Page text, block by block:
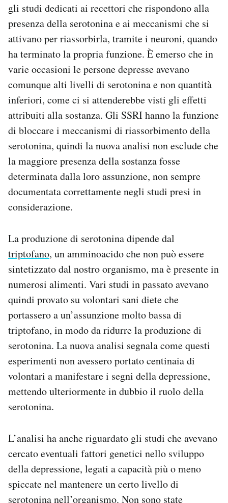
gli studi dedicati ai recettori che rispondono alla
presenza della serotonina e ai meccanismi che si
attivano per riassorbirla, tramite i neuroni, quando
ha terminato la propria funzione. È emerso che in
varie occasioni le persone depresse avevano
comunque alti livelli di serotonina e non quantità
inferiori, come ci si attenderebbe visti gli effetti
attribuiti alla sostanza. Gli SSRI hanno la funzione
di bloccare i meccanismi di riassorbimento della
serotonina, quindi la nuova analisi non esclude che
la maggiore presenza della sostanza fosse
determinata dalla loro assunzione, non sempre
documentata correttamente negli studi presi in
considerazione.
La produzione di serotonina dipende dal
triptofano, un amminoacido che non può essere
sintetizzato dal nostro organismo, ma è presente in
numerosi alimenti. Vari studi in passato avevano
quindi provato su volontari sani diete che
portassero a un’assunzione molto bassa di
triptofano, in modo da ridurre la produzione di
serotonina. La nuova analisi segnala come questi
esperimenti non avessero portato centinaia di
volontari a manifestare i segni della depressione,
mettendo ulteriormente in dubbio il ruolo della
serotonina.
L’analisi ha anche riguardato gli studi che avevano
cercato eventuali fattori genetici nello sviluppo
della depressione, legati a capacità più o meno
spiccate nel mantenere un certo livello di
serotonina nell’organismo. Non sono state